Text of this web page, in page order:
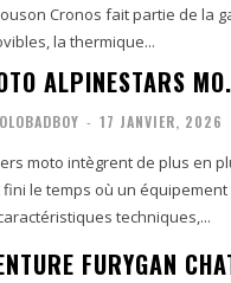
Cronos fait partie de la
la thermique...
ALPINESTARS
- 17 JANVIER, 2026
moto intègrent de plus en
fini le temps où un
techniques,...
FURYGAN